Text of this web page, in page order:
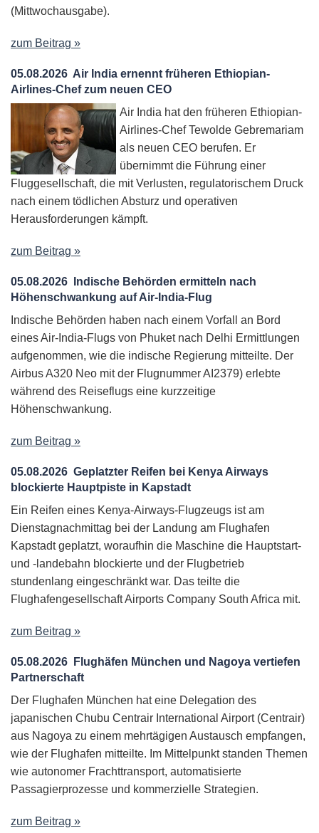
(Mittwochausgabe).
zum Beitrag »
05.08.2026 Air India ernennt früheren Ethiopian-
Airlines-Chef zum neuen CEO
Air India hat den früheren Ethiopian-
Airlines-Chef Tewolde Gebremariam
als neuen CEO berufen. Er
übernimmt die Führung einer
Fluggesellschaft, die mit Verlusten, regulatorischem Druck
nach einem tödlichen Absturz und operativen
Herausforderungen kämpft.
zum Beitrag »
05.08.2026
Indische Behörden ermitteln nach
Höhenschwankung auf Air-India-Flug
Indische Behörden haben nach einem Vorfall an Bord
eines Air-India-Flugs von Phuket nach Delhi Ermittlungen
aufgenommen, wie die indische Regierung mitteilte. Der
Airbus A320 Neo mit der Flugnummer AI2379) erlebte
während des Reiseflugs eine kurzzeitige
Höhenschwankung.
zum Beitrag »
05.08.2026 Geplatzter Reifen bei Kenya Airways
blockierte Hauptpiste in Kapstadt
Ein Reifen eines Kenya-Airways-Flugzeugs ist am
Dienstagnachmittag bei der Landung am Flughafen
Kapstadt geplatzt, woraufhin die Maschine die Hauptstart-
und -landebahn blockierte und der Flugbetrieb
stundenlang eingeschränkt war. Das teilte die
Flughafengesellschaft Airports Company South Africa mit.
zum Beitrag »
05.08.2026
Flughäfen München und Nagoya vertiefen
Partnerschaft
Der Flughafen München hat eine Delegation des
japanischen Chubu Centrair International Airport (Centrair)
aus Nagoya zu einem mehrtägigen Austausch empfangen,
wie der Flughafen mitteilte. Im Mittelpunkt standen Themen
wie autonomer Frachttransport, automatisierte
Passagierprozesse und kommerzielle Strategien.
zum Beitrag »